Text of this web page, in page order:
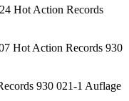
Hot Action Records
Hot Action Records 930
930 021-1 Auflage